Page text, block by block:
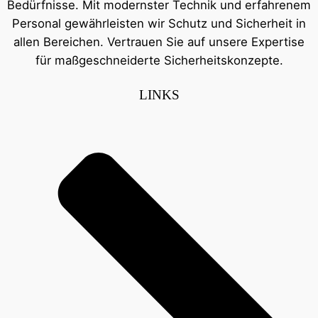
Bedürfnisse. Mit modernster Technik und erfahrenem
Personal gewährleisten wir Schutz und Sicherheit in
allen Bereichen. Vertrauen Sie auf unsere Expertise
für maßgeschneiderte Sicherheitskonzepte.
LINKS